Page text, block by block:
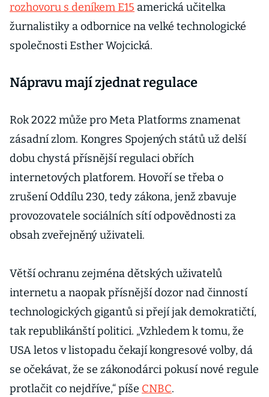
rozhovoru s deníkem E15 americká učitelka
žurnalistiky a odbornice na velké technologické
společnosti Esther Wojcická.
Nápravu mají zjednat regulace
Rok 2022 může pro Meta Platforms znamenat
zásadní zlom. Kongres Spojených států už delší
dobu chystá přísnější regulaci obřích
internetových platforem. Hovoří se třeba o
zrušení Oddílu 230, tedy zákona, jenž zbavuje
provozovatele sociálních sítí odpovědnosti za
obsah zveřejněný uživateli.
Větší ochranu zejména dětských uživatelů
internetu a naopak přísnější dozor nad činností
technologických gigantů si přejí jak demokratičtí,
tak republikánští politici. „Vzhledem k tomu, že
USA letos v listopadu čekají kongresové volby, dá
se očekávat, že se zákonodárci pokusí nové regule
protlačit co nejdříve,“ píše CNBC.